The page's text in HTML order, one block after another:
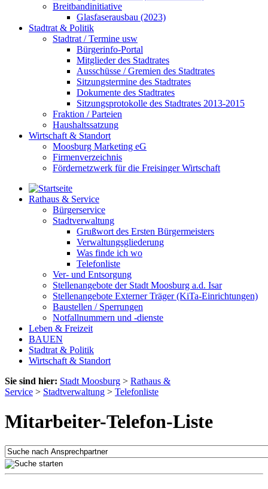
Breitbandinitiative
Glasfaserausbau (2023)
Stadtrat & Politik
Stadtrat / Termine usw
Bürgerinfo-Portal
Mitglieder des Stadtrates
Ausschüsse / Gremien des Stadtrates
Sitzungstermine des Stadtrates
Dokumente des Stadtrates
Sitzungsprotokolle des Stadtrates 2013-2015
Fraktion / Parteien
Haushaltssatzung
Wirtschaft & Standort
Moosburg Marketing eG
Firmenverzeichnis
Fördernetzwerk für die Freisinger Wirtschaft
Rathaus & Service
Bürgerservice
Stadtverwaltung
Grußwort des Ersten Bürgermeisters
Verwaltungsgliederung
Was finde ich wo
Telefonliste
Ver- und Entsorgung
Stellenangebote der Stadt Moosburg a.d. Isar
Stellenangebote Externer Träger (KiTa-Einrichtungen)
Baustellen / Sperrungen
Notfallnummern und -dienste
Leben & Freizeit
BAUEN
Stadtrat & Politik
Wirtschaft & Standort
Sie sind hier: Stadt Moosburg > Rathaus &
Service > Stadtverwaltung > Telefonliste
Mitarbeiter-Telefon-Liste